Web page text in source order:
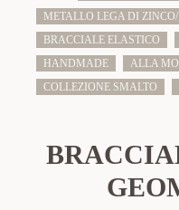
METALLO LEGA DI
BRACCIALE ELASTICO
HANDMADE
ALLA
COLLEZIONE SMALTO